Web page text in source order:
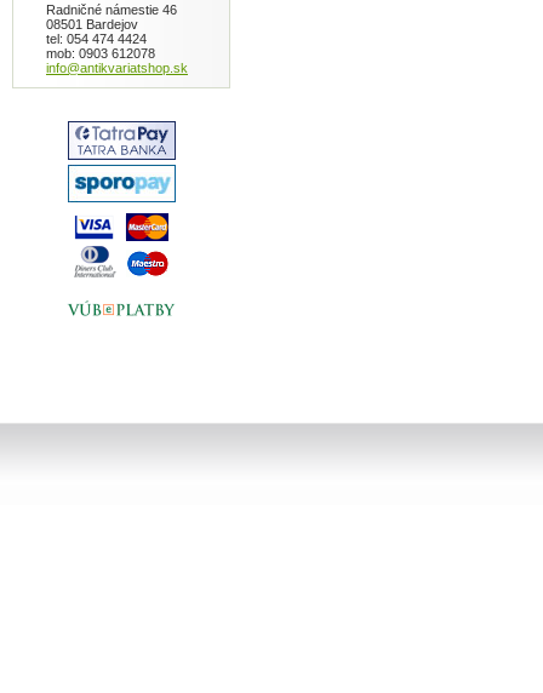
Radničné námestie 46
08501 Bardejov
tel: 054 474 4424
mob: 0903 612078
info@antikvariatshop.sk